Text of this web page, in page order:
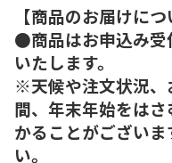
【商品のお届けにつ
●商品はお申込み受
いたします。
※天候や注文状況、
間、年末年始をは
かることがござい
い。